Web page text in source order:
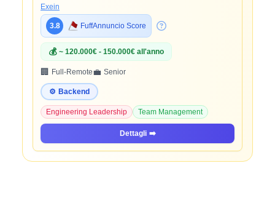
Exein
3.8 FuffAnnuncio Score
💰 ~ 120.000€ - 150.000€ all'anno
🏢 Full-Remote💼 Senior
⚙️ Backend
Engineering Leadership Team Management
Dettagli ➡️